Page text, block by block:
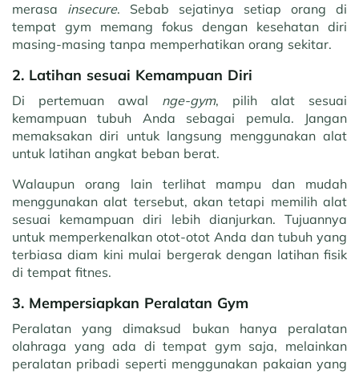
merasa insecure. Sebab sejatinya setiap orang di
tempat gym memang fokus dengan kesehatan diri
masing-masing tanpa memperhatikan orang sekitar.
2. Latihan sesuai Kemampuan Diri
Di pertemuan awal nge-gym, pilih alat sesuai
kemampuan tubuh Anda sebagai pemula. Jangan
memaksakan diri untuk langsung menggunakan alat
untuk latihan angkat beban berat.
Walaupun orang lain terlihat mampu dan mudah
menggunakan alat tersebut, akan tetapi memilih alat
sesuai kemampuan diri lebih dianjurkan. Tujuannya
untuk memperkenalkan otot-otot Anda dan tubuh yang
terbiasa diam kini mulai bergerak dengan latihan fisik
di tempat fitnes.
3. Mempersiapkan Peralatan Gym
Peralatan yang dimaksud bukan hanya peralatan
olahraga yang ada di tempat gym saja, melainkan
peralatan pribadi seperti menggunakan pakaian yang